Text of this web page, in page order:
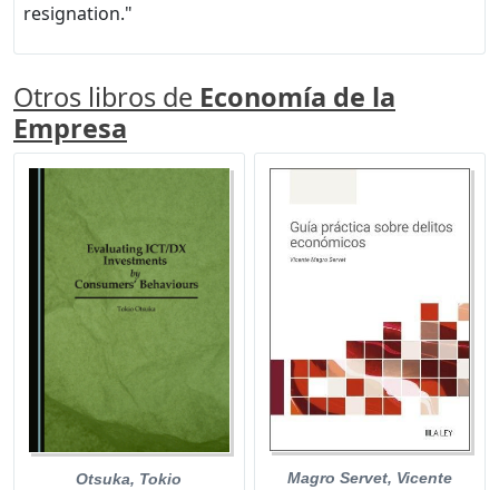
resignation."
Otros libros de Economía de la
Empresa
Otsuka, Tokio Magro Servet, Vicente